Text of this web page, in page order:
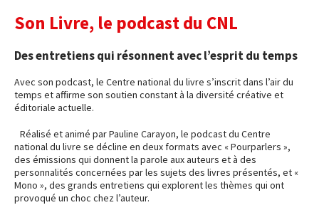
Son Livre, le podcast du CNL
Des entretiens qui résonnent avec l’esprit du temps
Avec son podcast, le Centre national du livre s’inscrit dans l’air du
temps et affirme son soutien constant à la diversité créative et
éditoriale actuelle.
Réalisé et animé par Pauline Carayon, le podcast du Centre
national du livre se décline en deux formats avec « Pourparlers »,
des émissions qui donnent la parole aux auteurs et à des
personnalités concernées par les sujets des livres présentés, et «
Mono », des grands entretiens qui explorent les thèmes qui ont
provoqué un choc chez l’auteur.